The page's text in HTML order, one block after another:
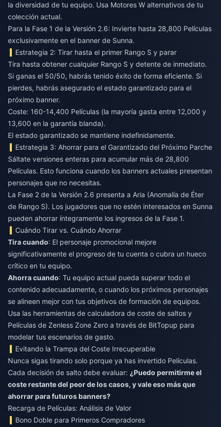
la diversidad de tu equipo. Usa Motores W alternativos de tu
colección actual.
Para la Fase 1 de la Versión 2.6: Invierte hasta 28,800 Películas
exclusivamente en el banner de Sunna.
Estrategia 2: Tirar hasta el primer Rango S y parar
Tira hasta obtener cualquier Rango S y detente de inmediato.
Si ganas el 50/50, habrás tenido éxito de forma eficiente. Si
pierdes, habrás asegurado el estado garantizado para el
próximo banner.
Coste: 160-14,400 Películas (la mayoría gasta entre 12,000 y
13,600 en la garantía blanda).
El estado garantizado se mantiene indefinidamente.
Estrategia 3: Ahorrar para el Garantizado del Próximo Parche
Sáltate versiones enteras para acumular más de 28,800
Películas. Esto funciona cuando los banners actuales presentan
personajes que no necesitas.
La Fase 2 de la Versión 2.6 presenta a Aria (Anomalía de Éter
de Rango S). Los jugadores que no estén interesados en Sunna
pueden ahorrar íntegramente los ingresos de la Fase 1.
Cuándo Tirar vs. Cuándo Ahorrar
Tira cuando: El personaje promocional mejore
significativamente el progreso de tu cuenta o cubra un hueco
crítico en tu equipo.
Ahorra cuando: Tu equipo actual pueda superar todo el
contenido adecuadamente, o cuando los próximos personajes
se alineen mejor con tus objetivos de formación de equipos.
Usa las herramientas de calculadora de coste de saltos y
Películas de Zenless Zone Zero a través de BitTopup para
modelar tus escenarios de gasto.
Evitando la Trampa del Coste Irrecuperable
Nunca sigas tirando solo porque ya has invertido Películas.
Cada decisión de salto debe evaluar: ¿Puedo permitirme el
coste restante del peor de los casos, y vale eso más que
ahorrar para futuros banners?
Recarga de Películas: Análisis de Valor
Bono Doble para Primeros Compradores